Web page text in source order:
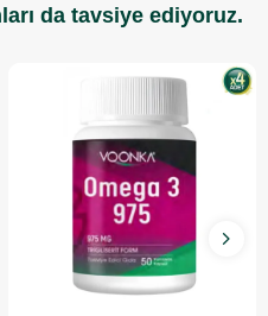
da tavsiye ediyoruz.